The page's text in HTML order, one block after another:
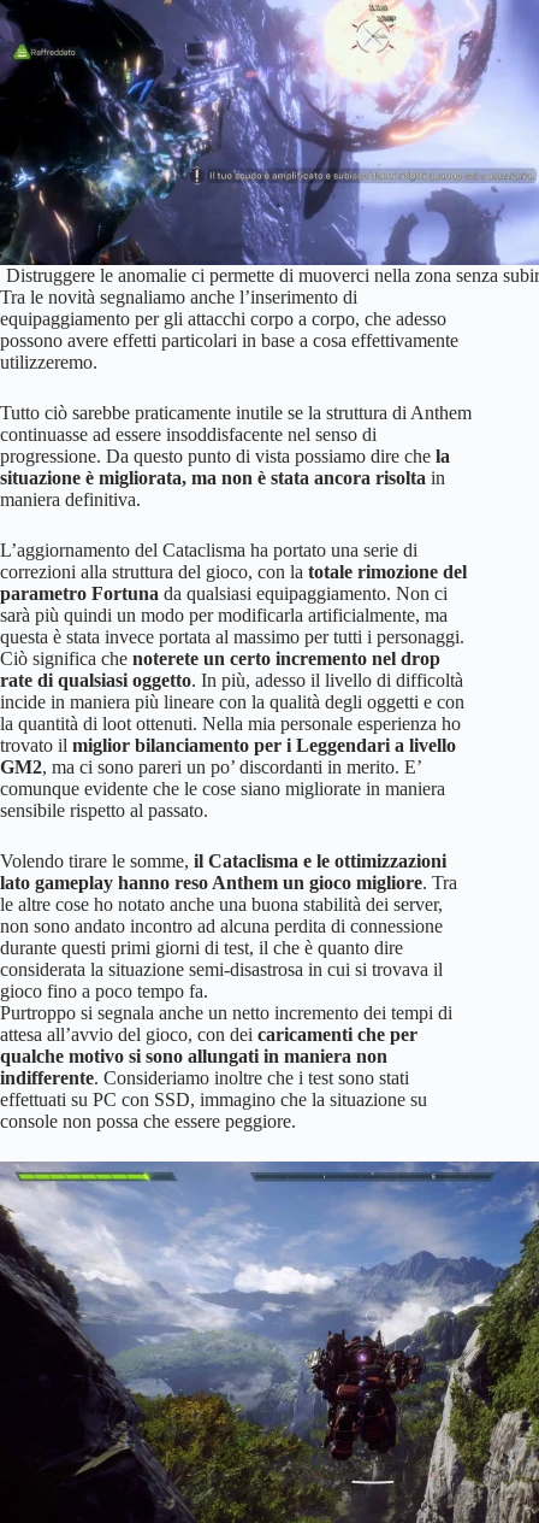
Distruggere le anomalie ci permette di muoverci nella zona senza
Tra le novità segnaliamo anche l’inserimento di
equipaggiamento per gli attacchi corpo a corpo, che adesso
possono avere effetti particolari in base a cosa effettivamente
utilizzeremo.
Tutto ciò sarebbe praticamente inutile se la struttura di Anthem
continuasse ad essere insoddisfacente nel senso di
progressione. Da questo punto di vista possiamo dire che la
situazione è migliorata, ma non è stata ancora risolta in
maniera definitiva.
L’aggiornamento del Cataclisma ha portato una serie di
correzioni alla struttura del gioco, con la totale rimozione del
parametro Fortuna da qualsiasi equipaggiamento. Non ci
sarà più quindi un modo per modificarla artificialmente, ma
questa è stata invece portata al massimo per tutti i personaggi.
Ciò significa che noterete un certo incremento nel drop
rate di qualsiasi oggetto. In più, adesso il livello di difficoltà
incide in maniera più lineare con la qualità degli oggetti e con
la quantità di loot ottenuti. Nella mia personale esperienza ho
trovato il miglior bilanciamento per i Leggendari a livello
GM2, ma ci sono pareri un po’ discordanti in merito. E’
comunque evidente che le cose siano migliorate in maniera
sensibile rispetto al passato.
Volendo tirare le somme, il Cataclisma e le ottimizzazioni
lato gameplay hanno reso Anthem un gioco migliore. Tra
le altre cose ho notato anche una buona stabilità dei server,
non sono andato incontro ad alcuna perdita di connessione
durante questi primi giorni di test, il che è quanto dire
considerata la situazione semi-disastrosa in cui si trovava il
gioco fino a poco tempo fa.
Purtroppo si segnala anche un netto incremento dei tempi di
attesa all’avvio del gioco, con dei caricamenti che per
qualche motivo si sono allungati in maniera non
indifferente. Consideriamo inoltre che i test sono stati
effettuati su PC con SSD, immagino che la situazione su
console non possa che essere peggiore.